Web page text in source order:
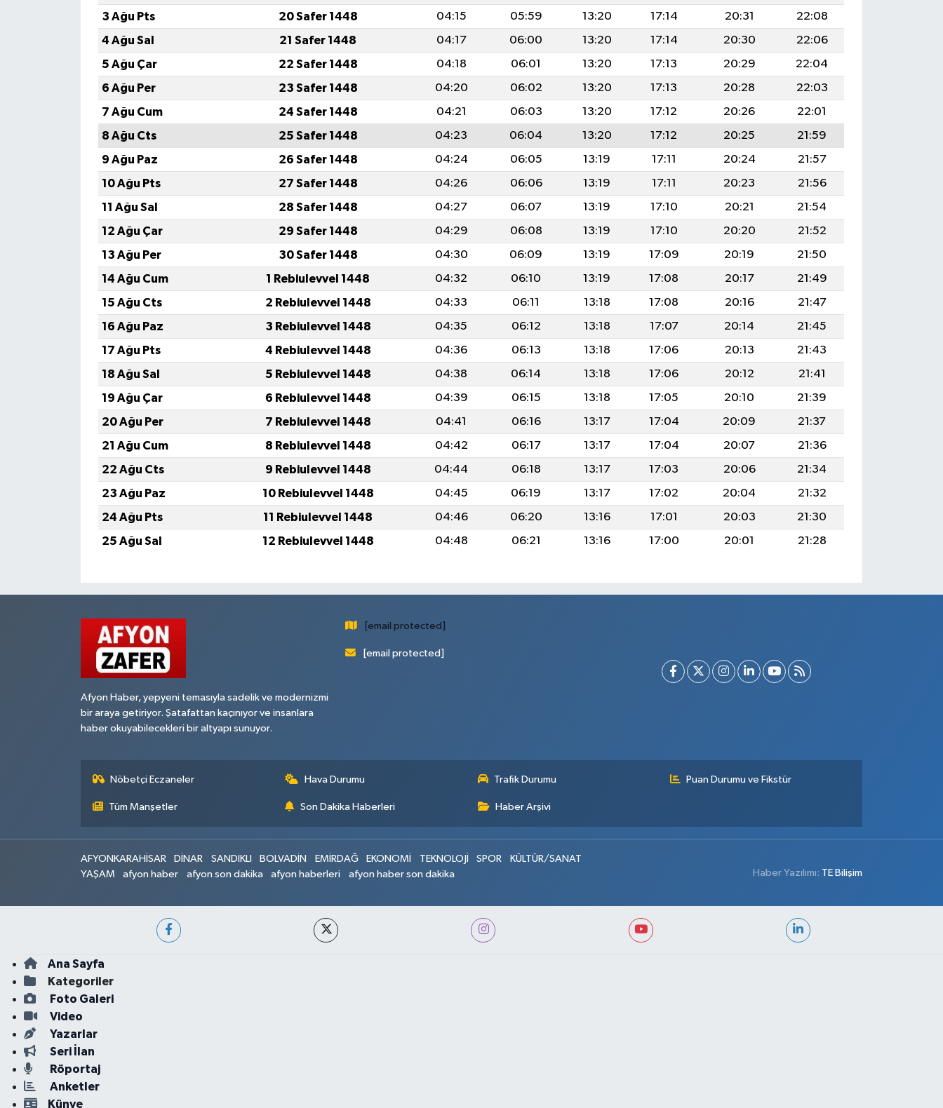
3 Ağu Pts
20 Safer 1448 04:15 05:59 13:20 17:14 20:31
22:08
4 Ağu Sal
21 Safer 1448 04:17 06:00 13:20 17:14 20:30
22:06
5 Ağu Çar
22 Safer 1448 04:18 06:01 13:20 17:13 20:29
22:04
6 Ağu Per
23 Safer 1448 04:20 06:02 13:20 17:13 20:28
22:03
7 Ağu Cum
24 Safer 1448 04:21 06:03 13:20 17:12 20:26
22:01
8 Ağu Cts
25 Safer 1448 04:23 06:04 13:20 17:12 20:25
21:59
9 Ağu Paz
26 Safer 1448 04:24 06:05 13:19 17:11 20:24
21:57
10 Ağu Pts
27 Safer 1448 04:26 06:06 13:19 17:11 20:23
21:56
11 Ağu Sal
28 Safer 1448 04:27 06:07 13:19 17:10 20:21
21:54
12 Ağu Çar
29 Safer 1448 04:29 06:08 13:19 17:10 20:20
21:52
13 Ağu Per
30 Safer 1448 04:30 06:09 13:19 17:09 20:19
21:50
14 Ağu Cum
1 Rebiulevvel 1448 04:32 06:10 13:19 17:08 20:17
21:49
15 Ağu Cts
2 Rebiulevvel 1448 04:33 06:11 13:18 17:08 20:16
21:47
16 Ağu Paz
3 Rebiulevvel 1448 04:35 06:12 13:18 17:07 20:14
21:45
17 Ağu Pts
4 Rebiulevvel 1448 04:36 06:13 13:18 17:06 20:13
21:43
18 Ağu Sal
5 Rebiulevvel 1448 04:38 06:14 13:18 17:06 20:12
21:41
19 Ağu Çar
6 Rebiulevvel 1448 04:39 06:15 13:18 17:05 20:10
21:39
20 Ağu Per
7 Rebiulevvel 1448 04:41 06:16 13:17 17:04 20:09
21:37
21 Ağu Cum
8 Rebiulevvel 1448 04:42 06:17 13:17 17:04 20:07
21:36
22 Ağu Cts
9 Rebiulevvel 1448 04:44 06:18 13:17 17:03 20:06
21:34
23 Ağu Paz
10 Rebiulevvel 1448 04:45 06:19 13:17 17:02 20:04
21:32
24 Ağu Pts
11 Rebiulevvel 1448 04:46 06:20 13:16 17:01 20:03
21:30
25 Ağu Sal
12 Rebiulevvel 1448 04:48 06:21 13:16 17:00 20:01 21:28
Afyon Haber, yepyeni temasıyla sadelik ve modernizmi
bir araya getiriyor. Şatafattan kaçınıyor ve insanlara
haber okuyabilecekleri bir altyapı sunuyor.
[email protected]
[email protected]
Nöbetçi Eczaneler Hava Durumu Trafik Durumu Puan Durumu ve Fikstür
Tüm Manşetler Son Dakika Haberleri Haber Arşivi
AFYONKARAHİSAR DİNAR SANDIKLI BOLVADİN EMİRDAĞ EKONOMİ TEKNOLOJİ SPOR
KÜLTÜR/SANAT
YAŞAM
afyon haber afyon son dakika afyon haberleri afyon haber son dakika Haber Yazılımı: TE Bilişim
Ana Sayfa
Kategoriler
Foto Galeri
Video
Yazarlar
Seri İlan
Röportaj
Anketler
Künye